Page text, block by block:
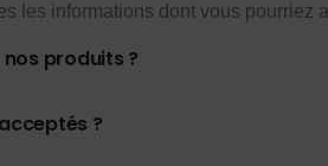
les informations dont vous pourriez
produits ?
?